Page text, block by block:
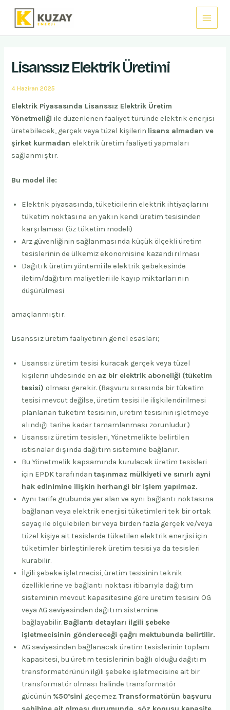
Main
Menu
Lisanssız Elektrik Üretimi
4 Haziran 2025
Elektrik Piyasasında Lisanssız Elektrik Üretim
Yönetmeliğiile düzenlenen faaliyet türünde elektrik enerjisi
üretebilecek, gerçek veya tüzel kişilerin lisans almadan ve
şirket kurmadanelektrik üretim faaliyeti yapmaları
sağlanmıştır.
Bu model ile:
Elektrik piyasasında, tüketicilerin elektrik ihtiyaçlarını
tüketim noktasına en yakın kendi üretim tesisinden
karşılaması (öz tüketim modeli)
Arz güvenliğinin sağlanmasında küçük ölçekli üretim
tesislerinin de ülkemiz ekonomisine kazandırılması
Dağıtık üretim yöntemi ile elektrik şebekesinde
iletim/dağıtım maliyetleri ile kayıp miktarlarının
düşürülmesi
amaçlanmıştır.
Lisanssız üretim faaliyetinin genel esasları;
Lisanssız üretim tesisi kuracak gerçek veya tüzel
kişilerin uhdesinde en az bir elektrik aboneliği (tüketim
tesisi)olması gerekir. (Başvuru sırasında bir tüketim
tesisi mevcut değilse, üretim tesisi ile ilişkilendirilmesi
planlanan tüketim tesisinin, üretim tesisinin işletmeye
alındığı tarihe kadar tamamlanması zorunludur.)
Lisanssız üretim tesisleri, Yönetmelikte belirtilen
istisnalar dışında dağıtım sistemine bağlanır.
Bu Yönetmelik kapsamında kurulacak üretim tesisleri
için EPDK tarafındantaşınmaz mülkiyeti ve sınırlı ayni
hak edinimine ilişkin herhangi bir işlem yapılmaz.
Aynı tarife grubunda yer alan ve aynı bağlantı noktasına
bağlanan veya elektrik enerjisi tüketimleri tek bir ortak
sayaç ile ölçülebilen bir veya birden fazla gerçek ve/veya
tüzel kişiye ait tesislerde tüketilen elektrik enerjisi için
tüketimler birleştirilerek üretim tesisi ya da tesisleri
kurabilir.
İlgili şebeke işletmecisi, üretim tesisinin teknik
özelliklerine ve bağlantı noktası itibarıyla dağıtım
sisteminin mevcut kapasitesine göre üretim tesisini OG
veya AG seviyesinden dağıtım sistemine
bağlayabilir. Bağlantı detayları ilgili şebeke
işletmecisinin göndereceği çağrı mektubunda belirtilir.
AG seviyesinden bağlanacak üretim tesislerinin toplam
kapasitesi, bu üretim tesislerinin bağlı olduğu dağıtım
transformatörünün ilgili şebeke işletmecisine ait bir
transformatör olması halinde transformatör
gücünün %50’sini geçemez.Transformatörün başvuru